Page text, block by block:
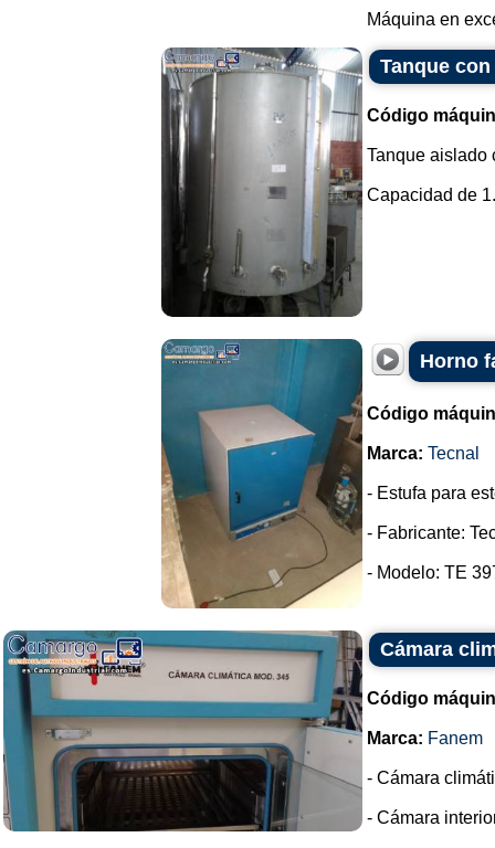
Máquina en
Tanque
Código
Tanque aislado
Capacidad de
Horno
Código
Marca: Tecnal
- Estufa para
- Fabricante:
- Modelo: TE
Cámara
Código
Marca: Fanem
- Cámara
- Cámara